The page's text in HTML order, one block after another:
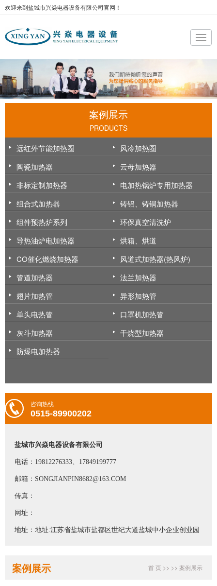
欢迎来到盐城市兴焱电器设备有限公司官网！
案例展示
—— PRODUCTS ——
远红外节能加热圈
风冷加热圈
陶瓷加热器
云母加热器
非标定制加热器
电加热锅炉专用加热器
组合式加热器
铸铝、铸铜加热器
组件预热炉系列
环保真空清洗炉
导热油炉电加热器
烘箱、烘道
CO催化燃烧加热器
风道式加热器(热风炉)
管道加热器
法兰加热器
翅片加热管
异形加热管
单头电热管
口罩机加热管
灰斗加热器
干烧型加热器
防爆电加热器
咨询热线
0515-89900202
盐城市兴焱电器设备有限公司
电话：19812276333、17849199777
邮箱：SONGJIANPIN8682@163.COM
传真：
网址：
地址：地址:江苏省盐城市盐都区世纪大道盐城中小企业创业园
案例展示 首 页 >> >> 案例展示